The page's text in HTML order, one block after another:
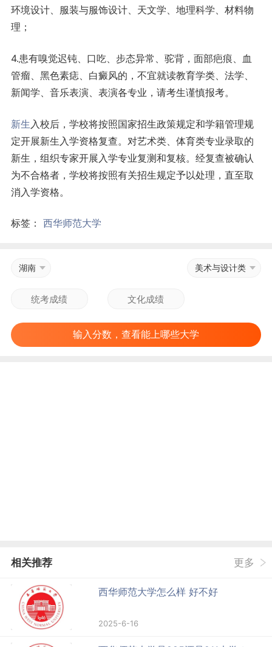
环境设计、服装与服饰设计、天文学、地理科学、材料物
理；
4.患有嗅觉迟钝、口吃、步态异常、驼背，面部疤痕、血
管瘤、黑色素痣、白癜风的，不宜就读教育学类、法学、
新闻学、音乐表演、表演各专业，请考生谨慎报考。
新生入校后，学校将按照国家招生政策规定和学籍管理规
定开展新生入学资格复查。对艺术类、体育类专业录取的
新生，组织专家开展入学专业复测和复核。经复查被确认
为不合格者，学校将按照有关招生规定予以处理，直至取
消入学资格。
标签： 西华师范大学
湖南 美术与设计类
输入分数，查看能上哪些大学
相关推荐 更多
西华师范大学怎么样 好不好
2025-6-16